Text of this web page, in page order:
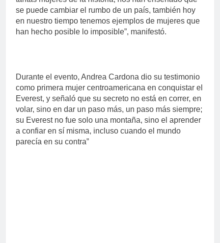
se puede cambiar el rumbo de un país, también hoy
en nuestro tiempo tenemos ejemplos de mujeres que
han hecho posible lo imposible”, manifestó.
Durante el evento, Andrea Cardona dio su testimonio
como primera mujer centroamericana en conquistar el
Everest, y señaló que su secreto no está en correr, en
volar, sino en dar un paso más, un paso más siempre;
su Everest no fue solo una montaña, sino el aprender
a confiar en sí misma, incluso cuando el mundo
parecía en su contra”